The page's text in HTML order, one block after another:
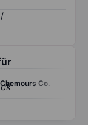
/
Co.